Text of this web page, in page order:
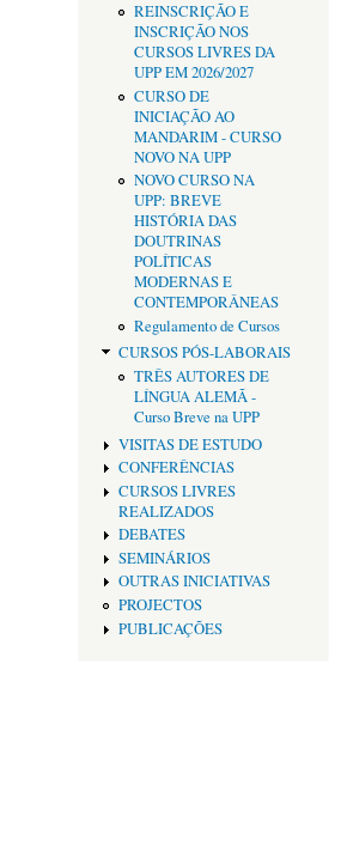
REINSCRIÇÃO E
INSCRIÇÃO NOS
CURSOS LIVRES DA
UPP EM 2026/2027
CURSO DE
INICIAÇÃO AO
MANDARIM - CURSO
NOVO NA UPP
NOVO CURSO NA
UPP: BREVE
HISTÓRIA DAS
DOUTRINAS
POLÍTICAS
MODERNAS E
CONTEMPORÂNEAS
Regulamento de Cursos
CURSOS PÓS-LABORAIS
TRÊS AUTORES DE
LÍNGUA ALEMÃ -
Curso Breve na UPP
VISITAS DE ESTUDO
CONFERÊNCIAS
CURSOS LIVRES
REALIZADOS
DEBATES
SEMINÁRIOS
OUTRAS INICIATIVAS
PROJECTOS
PUBLICAÇÕES